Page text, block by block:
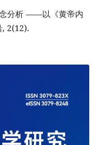
分析 ——以《黄帝内
, 2(12).